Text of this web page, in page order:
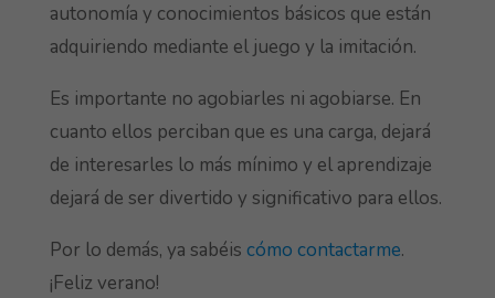
autonomía y conocimientos básicos que están
adquiriendo mediante el juego y la imitación.
Es importante no agobiarles ni agobiarse. En
cuanto ellos perciban que es una carga, dejará
de interesarles lo más mínimo y el aprendizaje
dejará de ser divertido y significativo para ellos.
Por lo demás, ya sabéis cómo contactarme.
¡Feliz verano!